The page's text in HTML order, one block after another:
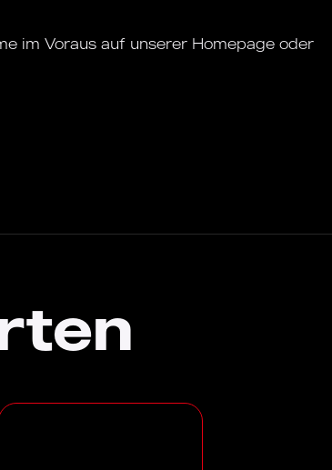
im Voraus auf unserer Homepage oder